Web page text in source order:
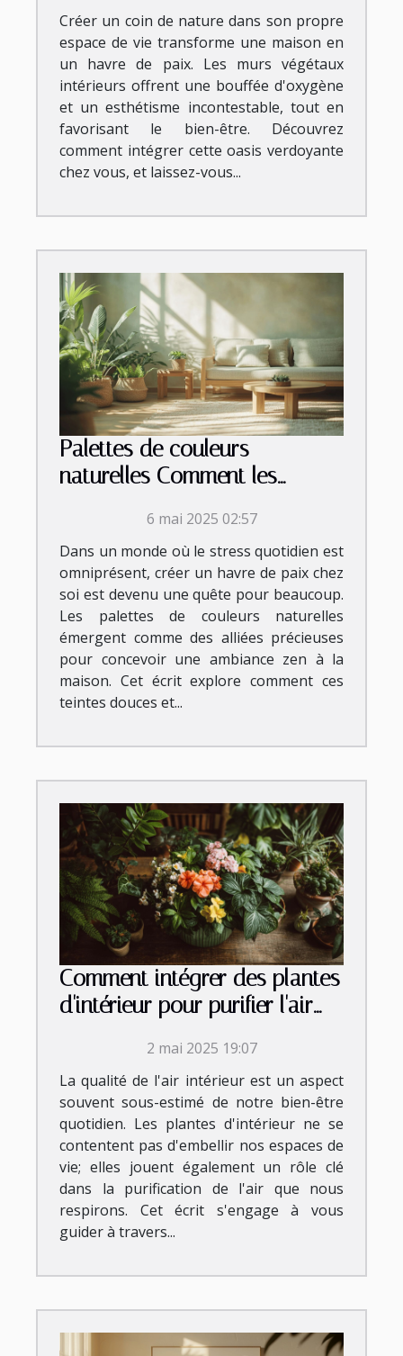
Créer un coin de nature dans son propre
espace de vie transforme une maison en
un havre de paix. Les murs végétaux
intérieurs offrent une bouffée d'oxygène
et un esthétisme incontestable, tout en
favorisant le bien-être. Découvrez
comment intégrer cette oasis verdoyante
chez vous, et laissez-vous...
Palettes de couleurs
naturelles Comment les
zen à la maison
6 mai 2025 02:57
Dans un monde où le stress quotidien est
omniprésent, créer un havre de paix chez
soi est devenu une quête pour beaucoup.
Les palettes de couleurs naturelles
émergent comme des alliées précieuses
pour concevoir une ambiance zen à la
maison. Cet écrit explore comment ces
teintes douces et...
Comment intégrer des plantes
d'intérieur pour purifier l'air
2 mai 2025 19:07
La qualité de l'air intérieur est un aspect
souvent sous-estimé de notre bien-être
quotidien. Les plantes d'intérieur ne se
contentent pas d'embellir nos espaces de
vie; elles jouent également un rôle clé
dans la purification de l'air que nous
respirons. Cet écrit s'engage à vous
guider à travers...